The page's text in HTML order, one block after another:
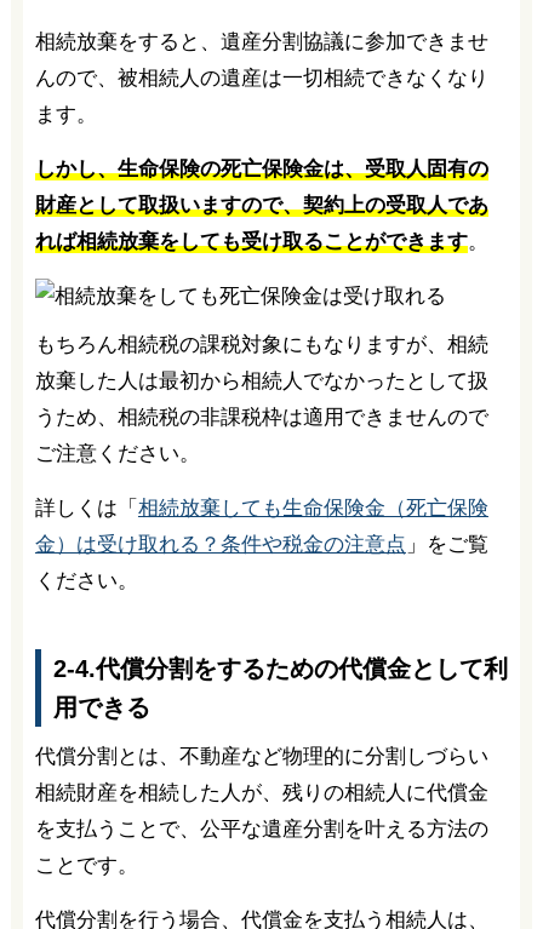
相続放棄をすると、遺産分割協議に参加できませ
んので、被相続人の遺産は一切相続できなくなり
ます。
しかし、生命保険の死亡保険金は、受取人固有の
財産として取扱いますので、契約上の受取人であ
れば相続放棄をしても受け取ることができます。
もちろん相続税の課税対象にもなりますが、相続
放棄した人は最初から相続人でなかったとして扱
うため、相続税の非課税枠は適用できませんので
ご注意ください。
詳しくは「 相続放棄しても生命保険金（死亡保険
金）は受け取れる？条件や税金の注意点 」をご覧
ください。
2-4.代償分割をするための代償金として利
用できる
代償分割とは、不動産など物理的に分割しづらい
相続財産を相続した人が、残りの相続人に代償金
を支払うことで、公平な遺産分割を叶える方法の
ことです。
代償分割を行う場合、代償金を支払う相続人は、